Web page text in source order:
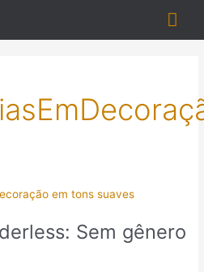
Sem gênero